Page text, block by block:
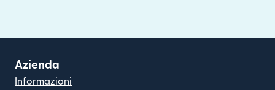
Azienda
Informazioni